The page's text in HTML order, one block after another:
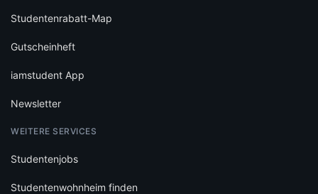
Studentenrabatt-Map
Gutscheinheft
iamstudent App
Newsletter
WEITERE SERVICES
Studentenjobs
Studentenwohnheim finden